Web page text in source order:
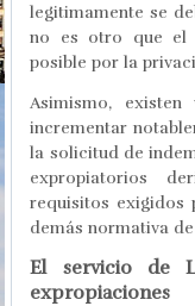
legitimamente se
no es otro que el
posible por la
Asimismo, existen
incrementar
la solicitud de
expropiatorios
requisitos exigidos
demás normativa
El servicio de
expropiaciones